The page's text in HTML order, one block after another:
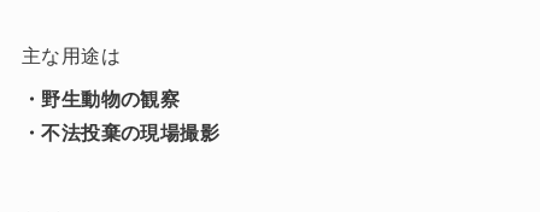
主な用途は
・野生動物の観察
・不法投棄の現場撮影